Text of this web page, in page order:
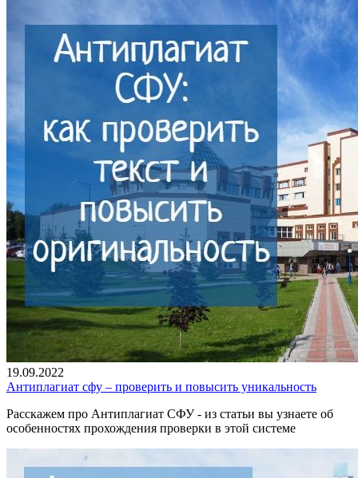
19.09.2022
Антиплагиат сфу – проверить и повысить уникальность
Расскажем про Антиплагиат СФУ - из статьи вы узнаете об
особенностях прохождения проверки в этой системе